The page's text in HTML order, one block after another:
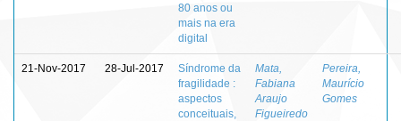
80 anos ou
mais na era
digital
21-Nov-2017 28-Jul-2017
Síndrome da
fragilidade :
aspectos
conceituais,
Mata,
Fabiana
Araujo
Figueiredo
Pereira,
Maurício
Gomes